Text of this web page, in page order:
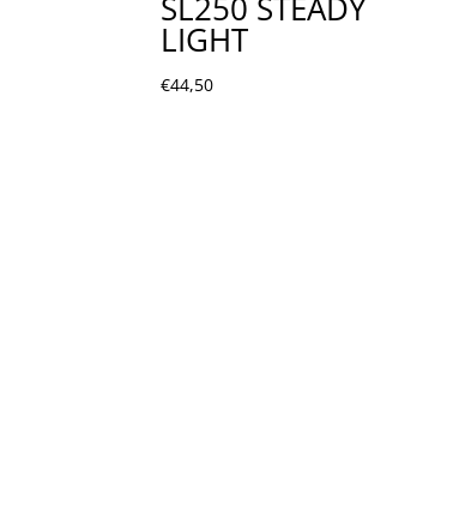
SL250 STEADY
LIGHT
€44,50